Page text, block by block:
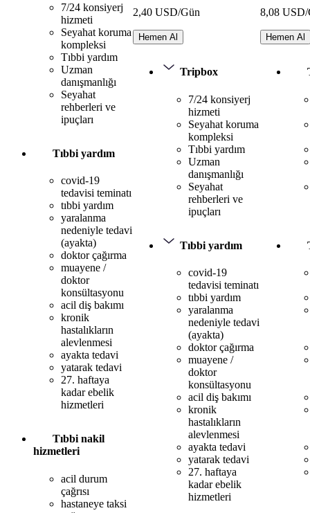
7/24 konsiyerj
hizmeti
Seyahat koruma
kompleksi
Tıbbi yardım
Uzman
danışmanlığı
Seyahat
rehberleri ve
ipuçları
Tıbbi yardım
covid-19
tedavisi teminatı
tıbbi yardım
yaralanma
nedeniyle tedavi
(ayakta)
doktor çağırma
muayene /
doktor
konsültasyonu
acil diş bakımı
kronik
hastalıkların
alevlenmesi
ayakta tedavi
yatarak tedavi
27. haftaya
kadar ebelik
hizmetleri
Tıbbi nakil
hizmetleri
acil durum
çağrısı
hastaneye taksi
2,40 USD/Gün
Hemen Al
Tripbox
7/24 konsiyerj
hizmeti
Seyahat koruma
kompleksi
Tıbbi yardım
Uzman
danışmanlığı
Seyahat
rehberleri ve
ipuçları
Tıbbi yardım
covid-19
tedavisi teminatı
tıbbi yardım
yaralanma
nedeniyle tedavi
(ayakta)
doktor çağırma
muayene /
doktor
konsültasyonu
acil diş bakımı
kronik
hastalıkların
alevlenmesi
ayakta tedavi
yatarak tedavi
27. haftaya
kadar ebelik
hizmetleri
8,08 USD/
Hemen Al